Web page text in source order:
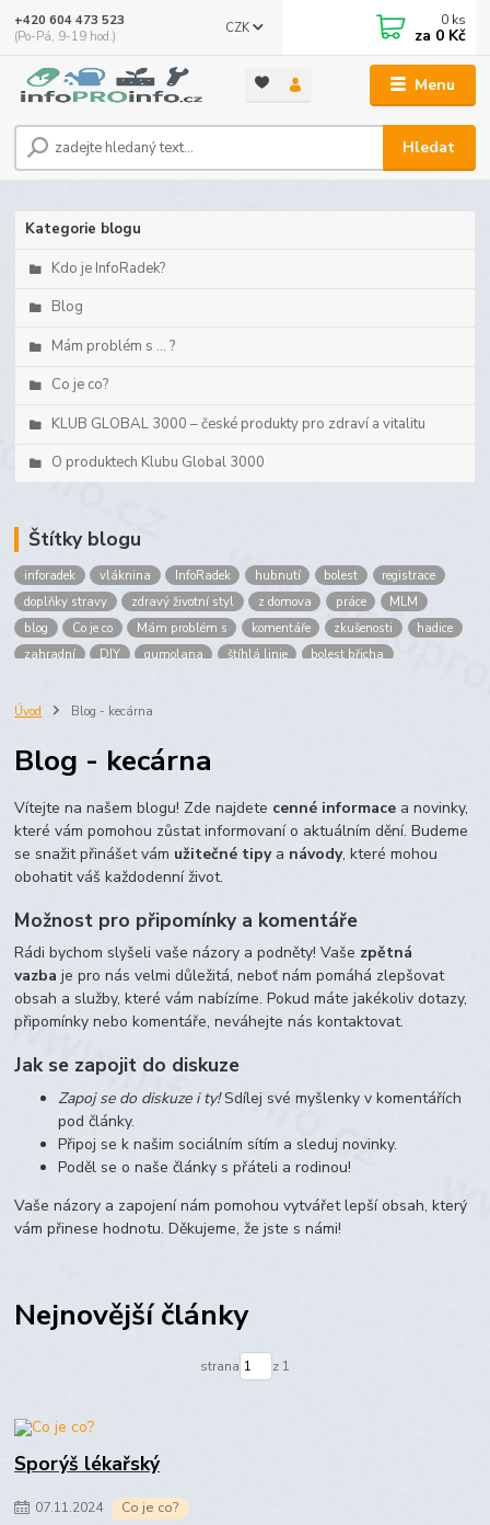
Menu
CZK
Hledat
+420 604 473 523
(Po-Pá, 9-19 hod.)
0 ks
za 0 Kč
Kategorie blogu
Kdo je InfoRadek?
Blog
Mám problém s ... ?
Co je co?
KLUB GLOBAL 3000 – české produkty pro zdraví a vitalitu
O produktech Klubu Global 3000
Štítky blogu
inforadek vláknina InfoRadek hubnutí bolest
registrace
doplňky stravy
zdravý životní styl z domova práce
MLM
blog
Co je co Mám problém s komentáře zkušenosti
hadice
zahradní
DIY gumolana štíhlá linie
bolest břicha
Prokloub
Vláknina
maltodextrin
škrob skrob
Úvod Blog - kecárna
Blog - kecárna
Vítejte na našem blogu! Zde najdete cenné informace a novinky,
které vám pomohou zůstat informovaní o aktuálním dění. Budeme
se snažit přinášet vám užitečné tipya návody, které mohou
obohatit váš každodenní život.
Možnost pro připomínky a komentáře
Rádi bychom slyšeli vaše názory a podněty! Vaše zpětná
vazba je pro nás velmi důležitá, neboť nám pomáhá zlepšovat
obsah a služby, které vám nabízíme. Pokud máte jakékoliv dotazy,
připomínky nebo komentáře, neváhejte nás kontaktovat.
Jak se zapojit do diskuze
Zapoj se do diskuze i ty!Sdílej své myšlenky v komentářích
pod články.
Připoj se k našim sociálním sítím a sleduj novinky.
Poděl se o naše články s přáteli a rodinou!
Vaše názory a zapojení nám pomohou vytvářet lepší obsah, který
vám přinese hodnotu. Děkujeme, že jste s námi!
Nejnovější články
strana z 1
Sporýš lékařský
07.11.2024 Co je co?